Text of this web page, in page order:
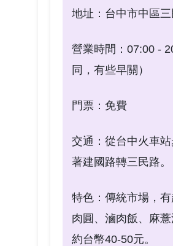
地址：台中市中區
營業時間：07:00 -
同，有些早關）
門票：免費
交通：從台中火車
著建國路轉三民路。
特色：傳統市場，
肉圓、滷肉飯、麻
約台幣40-50元。